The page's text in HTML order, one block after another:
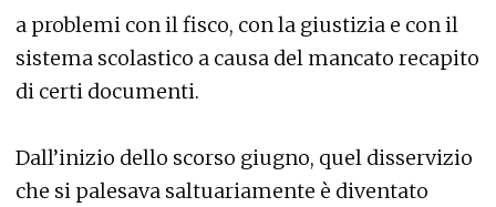
a problemi con il fisco, con la giustizia e con il
sistema scolastico a causa del mancato recapito
di certi documenti.
Dall’inizio dello scorso giugno, quel disservizio
che si palesava saltuariamente è diventato